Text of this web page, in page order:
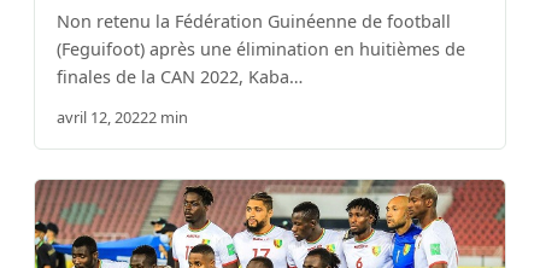
Non retenu la Fédération Guinéenne de football
(Feguifoot) après une élimination en huitièmes de
finales de la CAN 2022, Kaba…
avril 12, 20222 min